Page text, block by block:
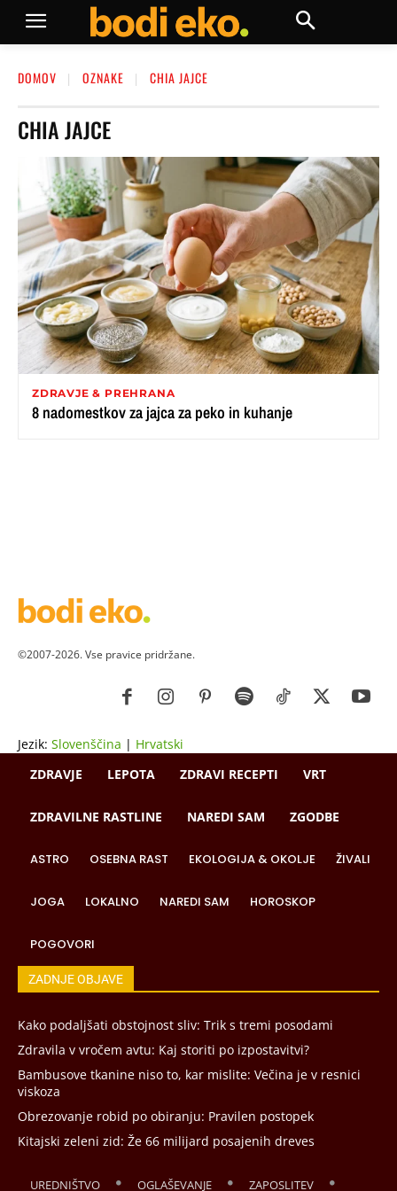
DOMOV OZNAKE CHIA JAJCE
CHIA JAJCE
ZDRAVJE & PREHRANA
8 nadomestkov za jajca za peko in kuhanje
©2007-2026. Vse pravice pridržane.
Jezik: Slovenščina | Hrvatski
ZDRAVJE
LEPOTA ZDRAVI RECEPTI VRT
ZDRAVILNE RASTLINE NAREDI SAM ZGODBE
ASTRO OSEBNA RAST EKOLOGIJA & OKOLJE ŽIVALI
JOGA LOKALNO NAREDI SAM HOROSKOP
POGOVORI
ZADNJE OBJAVE
Kako podaljšati obstojnost sliv: Trik s tremi posodami
Zdravila v vročem avtu: Kaj storiti po izpostavitvi?
Bambusove tkanine niso to, kar mislite: Večina je v resnici
viskoza
Obrezovanje robid po obiranju: Pravilen postopek
Kitajski zeleni zid: Že 66 milijard posajenih dreves
UREDNIŠTVO OGLAŠEVANJE ZAPOSLITEV